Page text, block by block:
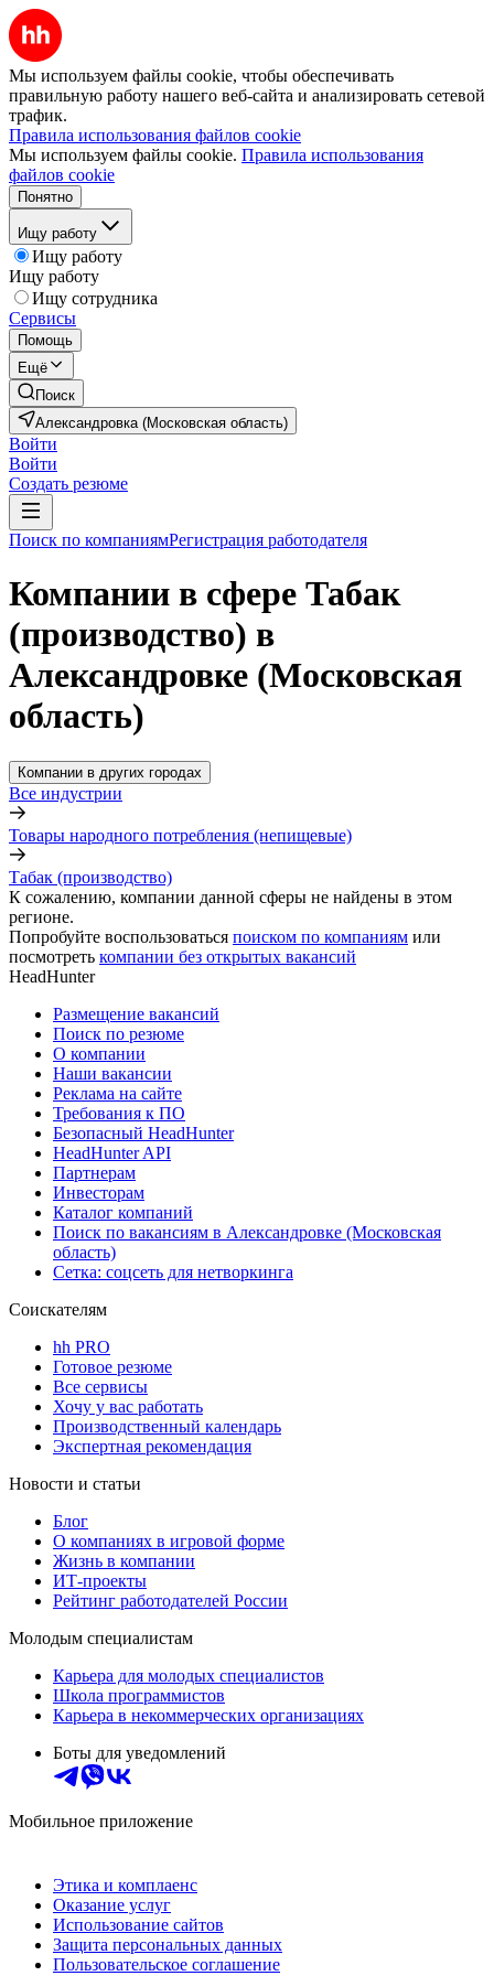
Мы используем файлы cookie, чтобы обеспечивать
правильную работу нашего веб-сайта и анализировать сетевой
трафик.
Правила использования файлов cookie
Мы используем файлы cookie. Правила использования
файлов cookie
Понятно
Ищу работу
Ищу работу
Ищу работу
Ищу сотрудника
Сервисы
Помощь
Ещё
Поиск
Александровка (Московская область)
Войти
Войти
Создать резюме
Поиск по компаниямРегистрация работодателя
Компании в сфере Табак
(производство) в
Александровке (Московская
область)
Компании в других городах
Все индустрии
Товары народного потребления (непищевые)
Табак (производство)
К сожалению, компании данной сферы не найдены в этом
регионе.
Попробуйте воспользоваться поиском по компаниям или
посмотреть компании без открытых вакансий
HeadHunter
Размещение вакансий
Поиск по резюме
О компании
Наши вакансии
Реклама на сайте
Требования к ПО
Безопасный HeadHunter
HeadHunter API
Партнерам
Инвесторам
Каталог компаний
Поиск по вакансиям в Александровке (Московская
область)
Сетка: соцсеть для нетворкинга
Соискателям
hh PRO
Готовое резюме
Все сервисы
Хочу у вас работать
Производственный календарь
Экспертная рекомендация
Новости и статьи
Блог
О компаниях в игровой форме
Жизнь в компании
ИТ-проекты
Рейтинг работодателей России
Молодым специалистам
Карьера для молодых специалистов
Школа программистов
Карьера в некоммерческих организациях
Боты для уведомлений
Мобильное приложение
Этика и комплаенс
Оказание услуг
Использование сайтов
Защита персональных данных
Пользовательское соглашение